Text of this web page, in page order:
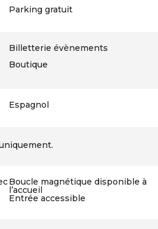
Parking gratuit
Billetterie évènements
Boutique
Espagnol
Boucle magnétique disponible à
l’accueil
Entrée accessible